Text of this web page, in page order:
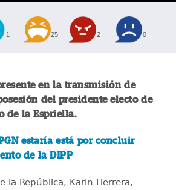
1 25 2 0
en la transmisión de
del presidente electo de
de la Espriella.
estaría está por concluir
de la DIPP
la República, Karin Herrera,